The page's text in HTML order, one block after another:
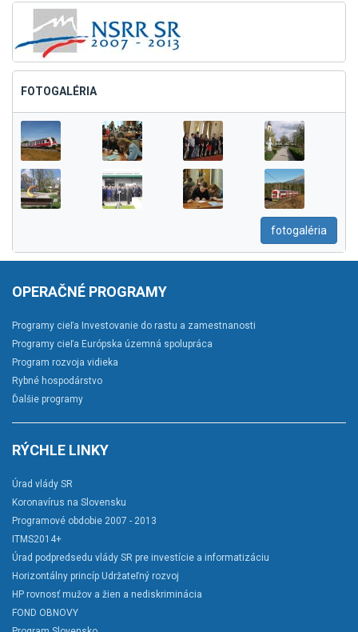
FOTOGALÉRIA
fotogaléria
OPERAČNÉ PROGRAMY
Programy cieľa Investovanie do rastu a zamestnanosti
Programy cieľa Európska územná spolupráca
Program rozvoja vidieka
Rybné hospodárstvo
Ďalšie programy
RÝCHLE LINKY
Úrad vlády SR
Koronavírus na Slovensku
Programové obdobie 2007 - 2013
ITMS2014+
Úrad podpredsedu vlády SR pre investície a informatizáciu
Horizontálny princíp Udržateľný rozvoj
HP rovnosť mužov a žien a nediskriminácia
FOND OBNOVY